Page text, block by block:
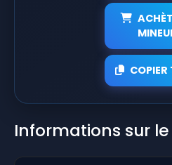
COPIER
Informations sur